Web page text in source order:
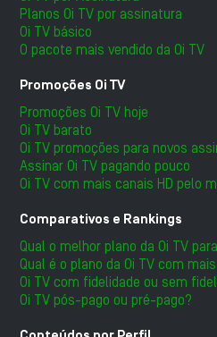
Planos Oi TV por assinatura
Oi TV básico
O pacote mais vendido da Oi TV
Promoções Oi TV
Promoções Oi TV hoje
Oi TV barato
Oi TV promoções para novos
Assinar Oi TV pagando pouco
Oi TV com mais canais HD pelo
Comparativos e Rankings
Qual o melhor plano da Oi TV
Qual é o plano da Oi TV com
Oi TV com fidelidade ou sem
Oi TV pós-pago ou pré-pago?